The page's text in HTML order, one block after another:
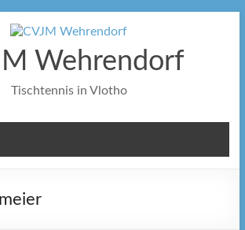
Wehrendorf
Tischtennis in Vlotho